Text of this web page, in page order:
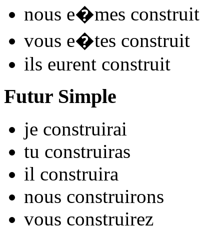
nous e�mes construit
vous e�tes construit
ils eurent construit
Futur Simple
je construirai
tu construiras
il construira
nous construirons
vous construirez